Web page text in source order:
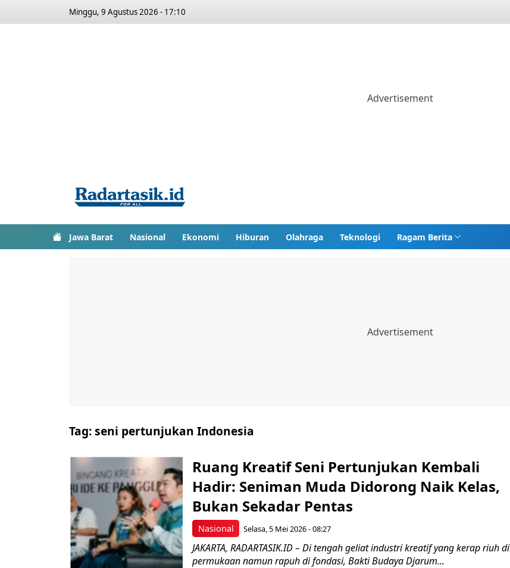
Minggu, 9 Agustus 2026 - 17:10
Jawa Barat Nasional Ekonomi Hiburan Olahraga Teknologi Ragam Berita
Tag:seni pertunjukan Indonesia
Nasional
Ruang Kreatif Seni Pertunjukan Kembali
Hadir: Seniman Muda Didorong Naik Kelas,
Bukan Sekadar Pentas
Selasa, 5 Mei 2026 - 08:27
JAKARTA, RADARTASIK.ID – Di tengah geliat industri kreatif yang kerap riuh di
permukaan namun rapuh di fondasi, Bakti Budaya Djarum...